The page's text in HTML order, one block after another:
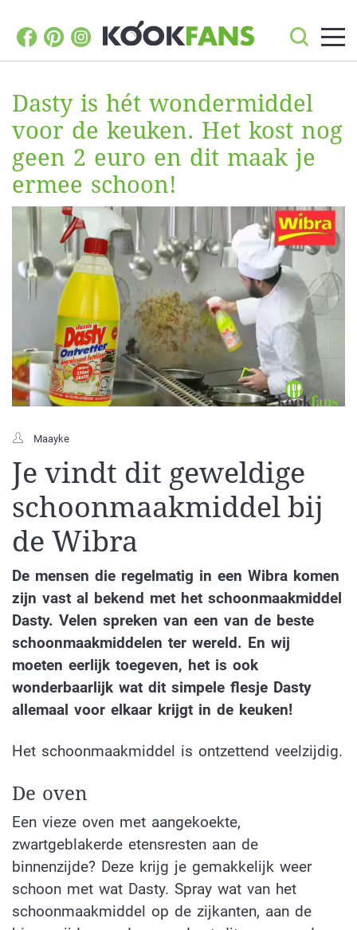
Dasty is hét wondermiddel
voor de keuken. Het kost nog
geen 2 euro en dit maak je
ermee schoon!
Maayke
Je vindt dit geweldige
schoonmaakmiddel bij
de Wibra
De mensen die regelmatig in een Wibra komen
zijn vast al bekend met het schoonmaakmiddel
Dasty. Velen spreken van een van de beste
schoonmaakmiddelen ter wereld. En wij
moeten eerlijk toegeven, het is ook
wonderbaarlijk wat dit simpele flesje Dasty
allemaal voor elkaar krijgt in de keuken!
Het schoonmaakmiddel is ontzettend veelzijdig.
De oven
Een vieze oven met aangekoekte,
zwartgeblakerde etensresten aan de
binnenzijde? Deze krijg je gemakkelijk weer
schoon met wat Dasty. Spray wat van het
schoonmaakmiddel op de zijkanten, aan de